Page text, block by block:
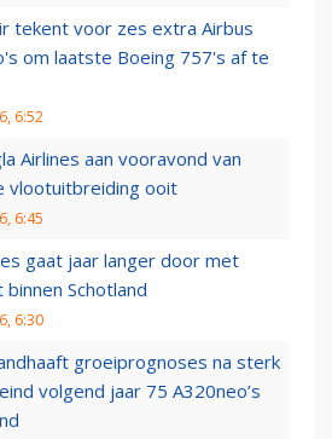
tekent voor zes extra Airbus
om laatste Boeing 757's af te
6:52
Airlines aan vooravond van
vlootuitbreiding ooit
6:45
gaat jaar langer door met
binnen Schotland
6:30
groeiprognoses na sterk
volgend jaar 75 A320neo’s